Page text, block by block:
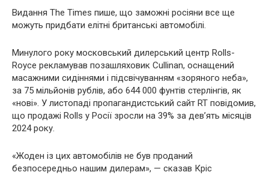
Видання The Times пише, що заможні росіяни все ще
можуть придбати елітні британські автомобілі.
Минулого року московський дилерський центр Rolls-
Royce рекламував позашляховик Cullinan, оснащений
масажними сидіннями і підсвічуванням «зоряного неба»,
за 75 мільйонів рублів, або 644 000 фунтів стерлінгів, як
«нові». У листопаді пропагандистський сайт RT повідомив,
що продажі Rolls у Росії зросли на 39% за дев’ять місяців
2024 року.
«Жоден із цих автомобілів не був проданий
безпосередньо нашим дилерам», — сказав Кріс